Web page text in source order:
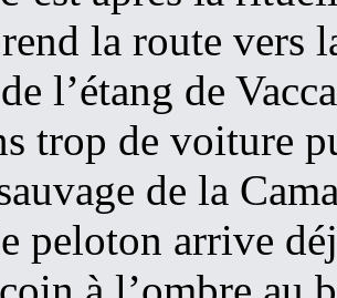
la route
l’étang de
trop de voiture
de la
peloton arrive